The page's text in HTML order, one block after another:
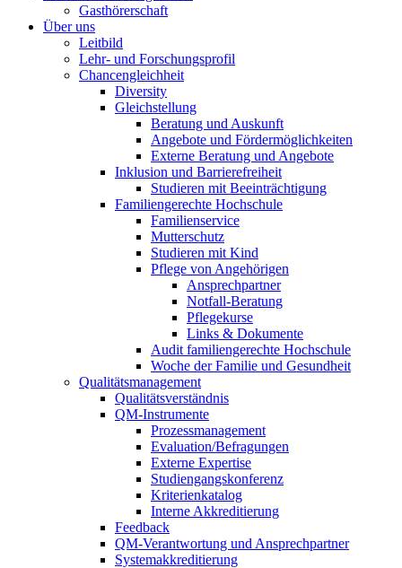
Gasthörerschaft
Über uns
Leitbild
Lehr- und Forschungsprofil
Chancengleichheit
Diversity
Gleichstellung
Beratung und Auskunft
Angebote und Fördermöglichkeiten
Externe Beratung und Angebote
Inklusion und Barrierefreiheit
Studieren mit Beeinträchtigung
Familiengerechte Hochschule
Familienservice
Mutterschutz
Studieren mit Kind
Pflege von Angehörigen
Ansprechpartner
Notfall-Beratung
Pflegekurse
Links & Dokumente
Audit familiengerechte Hochschule
Woche der Familie und Gesundheit
Qualitätsmanagement
Qualitätsverständnis
QM-Instrumente
Prozessmanagement
Evaluation/Befragungen
Externe Expertise
Studiengangskonferenz
Kriterienkatalog
Interne Akkreditierung
Feedback
QM-Verantwortung und Ansprechpartner
Systemakkreditierung